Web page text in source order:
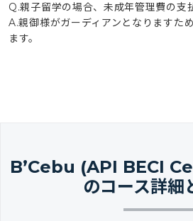
Q.親子留学の場合、未成年管理費の支
A.親御様がガーディアンとなりますた
ます。
B’Cebu (API BECI
のコース詳細